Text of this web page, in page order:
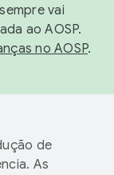
sempre vai
ao AOSP.
no AOSP.
de
As